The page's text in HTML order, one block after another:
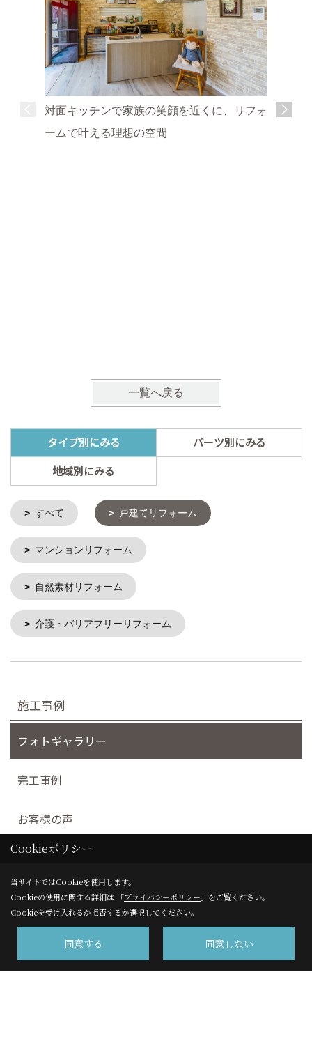
対面キッチンで家族の笑顔を近くに、リフォ
ームで叶える理想の空間
一覧へ戻る
タイプ別にみる
パーツ別にみる
地域別にみる
すべて 戸建てリフォーム
マンションリフォーム
自然素材リフォーム
介護・バリアフリーリフォーム
施工事例
フォトギャラリー
完工事例
お客様の声
株式会社サンエイ 高千穂事業部
〒220-8109
横浜市西区みなとみらい2-2-1 横浜ランドマークタワー９
Cookieポリシー
当サイトではCookieを使用します。
Cookieの使用に関する詳細は 「プライバシーポリシー 」をご覧ください。
Cookieを受け入れるか拒否するか選択してください。
同意する 同意しない